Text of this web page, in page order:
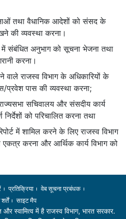
तथा वैधानिक आदेशों को संसद के
की व्यवस्था करना।
संबंधित अनुभाग को सूचना भेजना तथा
करना।
राजस्व विभाग के अधिकारियों के
प्रवेश पास की व्यवस्था करना;
सचिवालय और संसदीय कार्य
निर्देशों को परिचालित करना तथा
में शामिल करने के लिए राजस्व विभाग
एकत्र करना और आर्थिक कार्य विभाग को
प्रतिक्रिया
वेब सूचना प्रबंधक
साइट मैप
और स्वामित्व में है राजस्व विभाग, भारत सरकार.